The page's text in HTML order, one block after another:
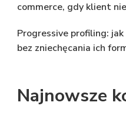
commerce, gdy klient
Progressive profiling:
bez zniechęcania ich
Najnowsze